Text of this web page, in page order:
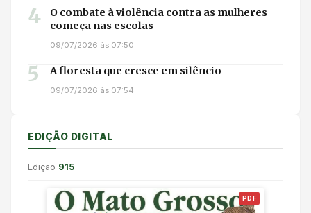
4
O combate à violência contra as mulheres
começa nas escolas
09/07/2026 às 07:50
5 A floresta que cresce em silêncio
09/07/2026 às 07:54
EDIÇÃO DIGITAL
Edição 915
PDF